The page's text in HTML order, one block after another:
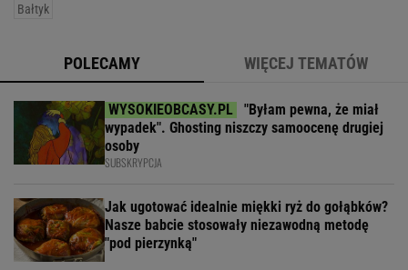
Bałtyk
POLECAMY WIĘCEJ TEMATÓW
"Byłam pewna, że miał
wypadek". Ghosting niszczy samoocenę drugiej
osoby
SUBSKRYPCJA
Jak ugotować idealnie miękki ryż do gołąbków?
Nasze babcie stosowały niezawodną metodę
"pod pierzynką"